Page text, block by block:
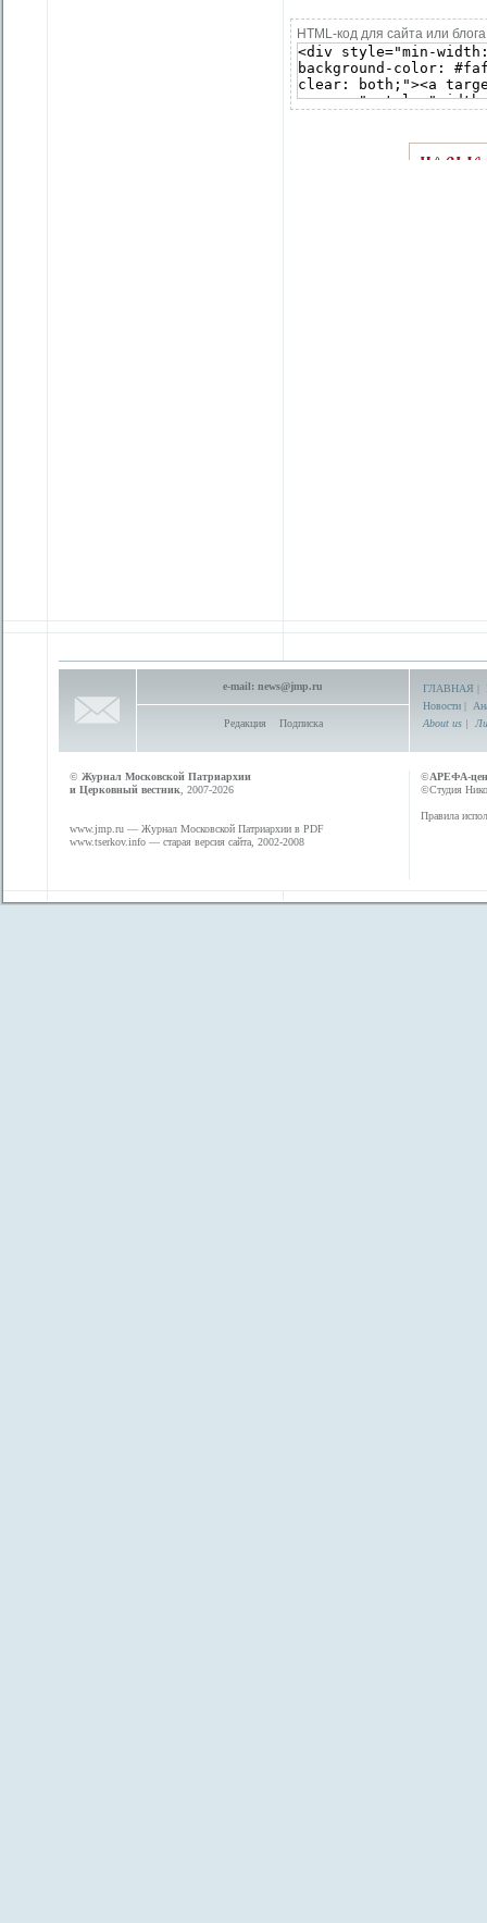
HTML-код для сайта или
e-mail: news@jmp.ru
Редакция Подписка
ГЛАВНАЯ |
Новости |
About us |
© Журнал Московской Патриархии
и Церковный вестник , 2007-2026
www.jmp.ru — Журнал Московской Патриархии в PDF
www.tserkov.info — старая версия сайта, 2002-2008
©АРЕФА-
©Студия
Правила